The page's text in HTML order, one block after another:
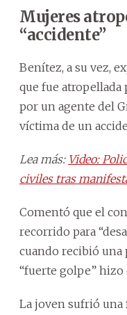
Mujeres
“accidente”
Benítez, a su vez,
que fue
por un agente del
víctima de un
Lea más: Video:
civiles tras
Comentó que el
recorrido para
cuando recibió una
“fuerte golpe” hizo
La joven sufrió una